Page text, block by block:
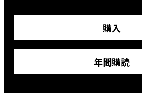
購入
年間購読